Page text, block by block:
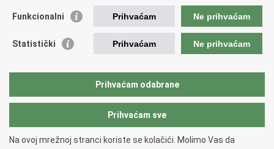
Državnoodvjetničko vijeće
Hrvatska odvjetnička komora
Europski pravosudni portal
Copyright © 2026 Ministarstvo pravosuđa, uprave i digitalne
Funkcionalni Prihvaćam Ne prihvaćam
Statistički Prihvaćam Ne prihvaćam
Prihvaćam odabrane
Prihvaćam sve
Na ovoj mrežnoj stranci koriste se kolačići. Molimo Vas da